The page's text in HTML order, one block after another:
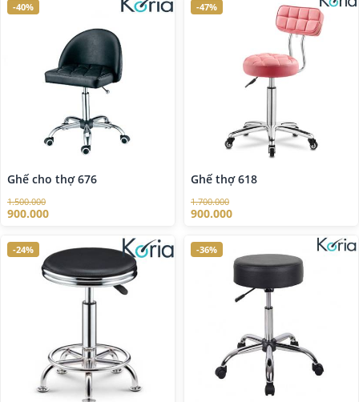
-40%
Ghế cho thợ 676
1.500.000
900.000
-47%
Ghế thợ 618
1.700.000
900.000
-24% -36%